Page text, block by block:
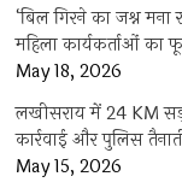
‘बिल गिरने का जश्न
महिला कार्यकर्ताओं का
May 18, 2026
लखीसराय में 24 KM
कार्रवाई और पुलिस
May 15, 2026